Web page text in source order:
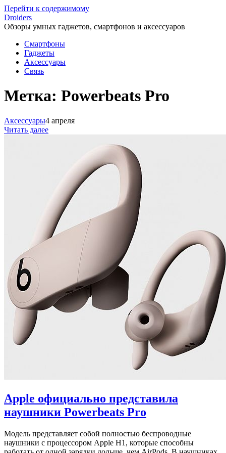
Перейти к содержимому
Droiders
Обзоры умных гаджетов, смартфонов и аксессуаров
Смартфоны
Гаджеты
Аксессуары
Связь
Метка: Powerbeats Pro
Аксессуары4 апреля
Читать далее
Apple официально представила
наушники Powerbeats Pro
Модель представляет собой полностью беспроводные
наушники с процессором Apple H1, которые способны